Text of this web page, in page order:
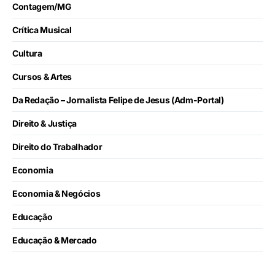
Contagem/MG
Crítica Musical
Cultura
Cursos & Artes
Da Redação – Jornalista Felipe de Jesus (Adm-Portal)
Direito & Justiça
Direito do Trabalhador
Economia
Economia & Negócios
Educação
Educação & Mercado